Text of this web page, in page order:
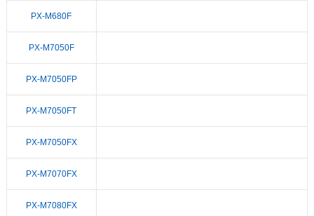
PX-M680F
PX-M7050F
PX-M7050FP
PX-M7050FT
PX-M7050FX
PX-M7070FX
PX-M7080FX